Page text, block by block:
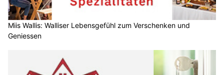
Miis Wallis: Walliser Lebensgefühl zum Verschenken und
Geniessen